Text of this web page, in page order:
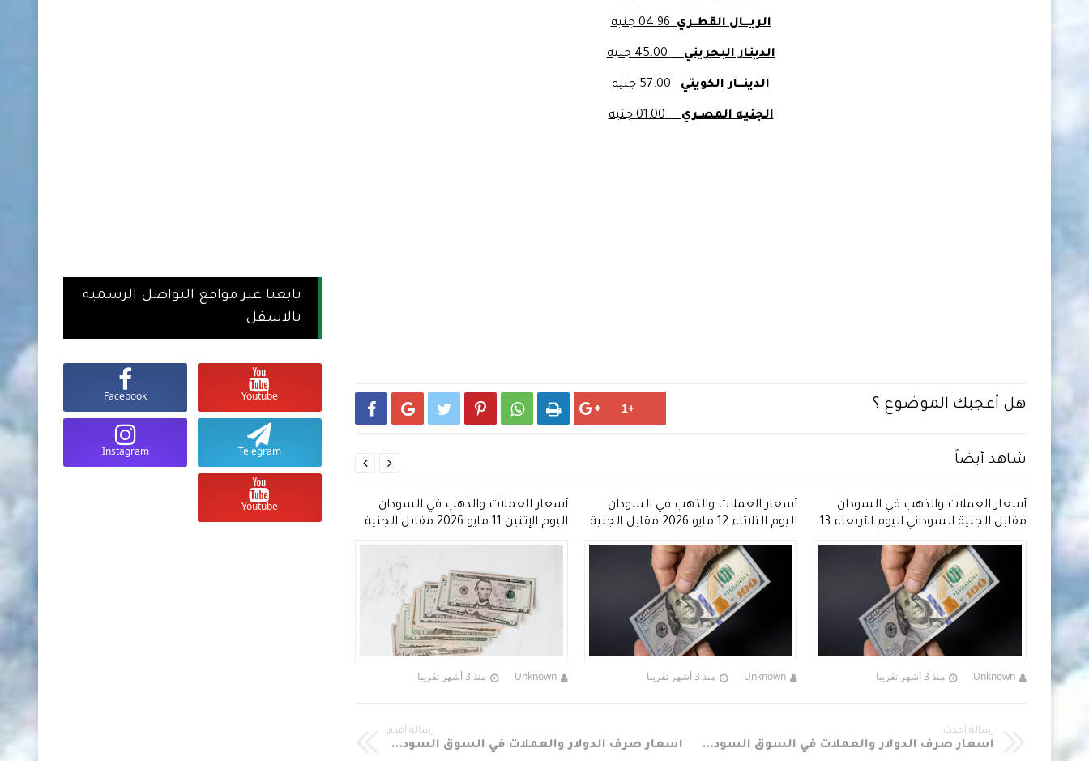
الريــــال القطــري04.96 جنيه
الدينار البحريني45.00 جنيه
الدينـــار الكويتي57.00 جنيه
الجنيه المصـري01.00 جنيه
هل أعجبك الموضوع ؟      
شاهد أيضاً
مقابل الجنية
أسعار العملات والذهب في السودان
مقابل الجنية السوداني اليوم الأربعاء 13
Unknown منذ 3 أشهر تقريبا
أسعار العملات والذهب في السودان
اليوم الثلاثاء 12 مايو 2026 مقابل الجنية
Unknown منذ 3 أشهر تقريبا
أسعار العملات والذهب في السودان
اليوم الإثنين 11 مايو 2026 مقابل الجنية
Unknown منذ 3 أشهر تقريبا
أسعار العملات والذهب في السودان
اليوم الأحد 10 مايو 2026 مقابل الجنية


رسالة أحدث
أسعار صرف الدولار والعملات في السوق السوداء مقابل الجنيه السوداني لليوم الثلاثاء 23 مايو 2017م
رسالة أقدم
أسعار صرف الدولار والعملات في السوق السوداء مقابل الجنيه السوداني لليوم الأحد 21 مايو 2017م
تابعنا عبر مواقع التواصل الرسمية
بالاسفل
Youtube
Facebook
Telegram
Instagram
Youtube